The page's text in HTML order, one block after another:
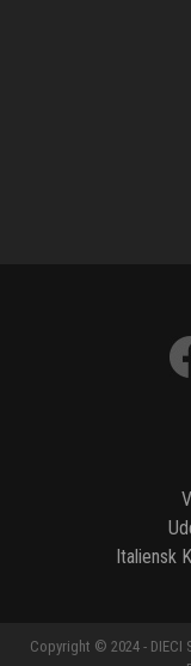
Italiensk
Copyright © 2024 - DIECI